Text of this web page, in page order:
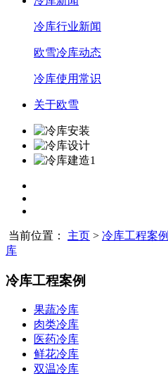
冷库行业新闻
欧雪冷库动态
冷库使用常识
关于欧雪
当前位置： 主页 > 冷库工程案例
库
冷库工程案例
果蔬冷库
肉类冷库
医药冷库
鲜花冷库
双温冷库